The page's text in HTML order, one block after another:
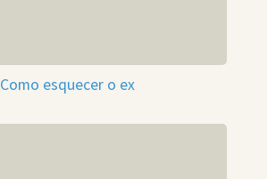
Como esquecer o ex